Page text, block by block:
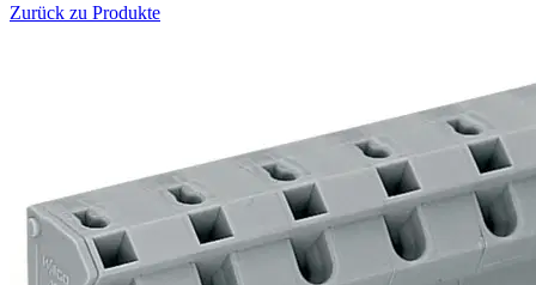
Zurück zu Produkte